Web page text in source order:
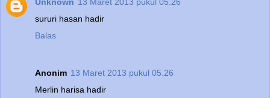
sururi hasan hadir
Balas
Anonim 13 Maret 2013 pukul 05.26
Merlin harisa hadir